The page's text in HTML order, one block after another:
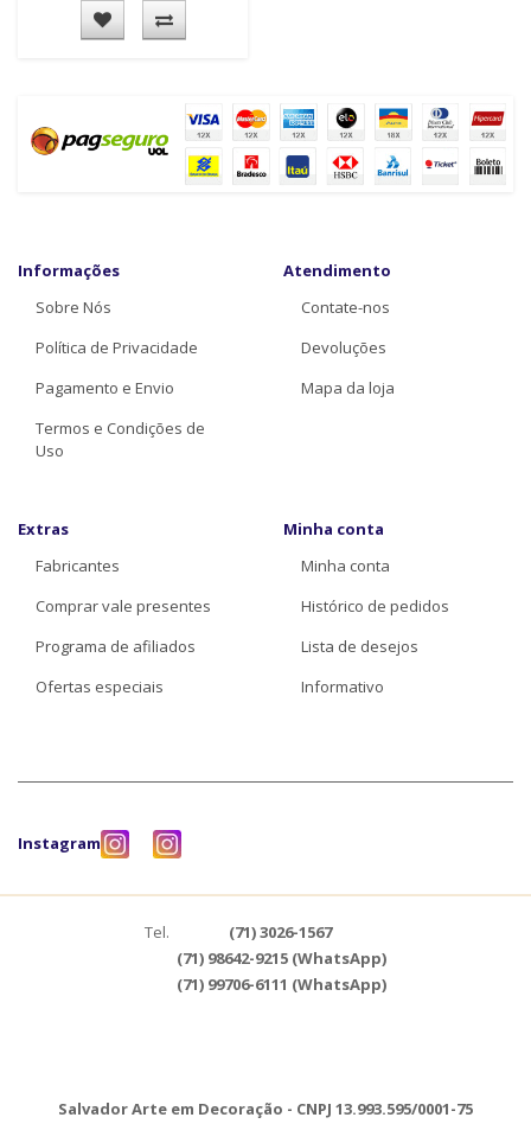
Informações
Sobre Nós
Política de Privacidade
Pagamento e Envio
Termos e Condições de
Uso
Atendimento
Contate-nos
Devoluções
Mapa da loja
Extras
Fabricantes
Comprar vale presentes
Programa de afiliados
Ofertas especiais
Minha conta
Minha conta
Histórico de pedidos
Lista de desejos
Informativo
Instagram
Tel.
(71) 3026-1567
(71) 98642-9215 (WhatsApp)
(71) 99706-6111 (WhatsApp)
Salvador Arte em Decoração - CNPJ 13.993.595/0001-75